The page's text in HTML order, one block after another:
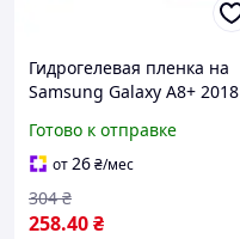
Гидрогелевая пленка на
Samsung Galaxy A8+ 2018
Самсунг Галакси А8 плюс
2018
Готово к отправке
от26₴/мес
258.40₴
304 ₴